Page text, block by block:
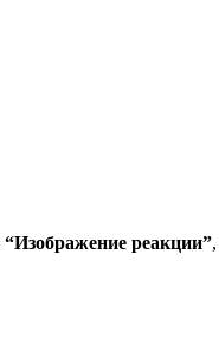
“Изображение реакции”